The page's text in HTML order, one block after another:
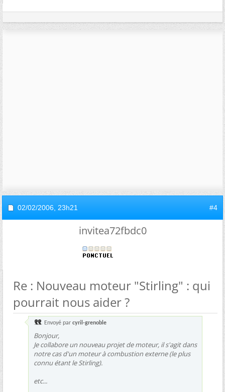
02/02/2006, 23h21 #4
invitea72fbdc0
Re : Nouveau moteur "Stirling" : qui
pourrait nous aider ?
Envoyé par cyril-grenoble
Bonjour,
Je collabore un nouveau projet de moteur, il s'agit dans
notre cas d'un moteur à combustion externe (le plus
connu étant le Stirling).
etc...